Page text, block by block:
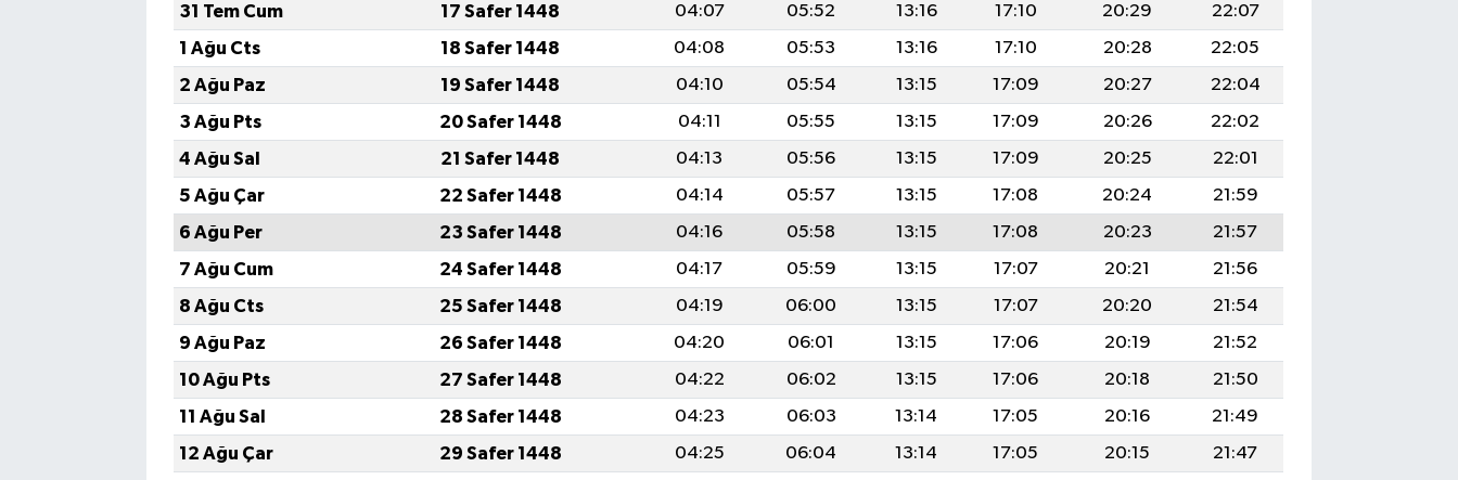
31 Tem Cum
17 Safer 1448 04:07 05:52 13:16 17:10 20:29
22:07
1 Ağu Cts
18 Safer 1448 04:08 05:53 13:16 17:10 20:28
22:05
2 Ağu Paz
19 Safer 1448 04:10 05:54 13:15 17:09 20:27
22:04
3 Ağu Pts
20 Safer 1448 04:11 05:55 13:15 17:09 20:26
22:02
4 Ağu Sal
21 Safer 1448 04:13 05:56 13:15 17:09 20:25
22:01
5 Ağu Çar
22 Safer 1448 04:14 05:57 13:15 17:08 20:24
21:59
6 Ağu Per
23 Safer 1448 04:16 05:58 13:15 17:08 20:23
21:57
7 Ağu Cum
24 Safer 1448 04:17 05:59 13:15 17:07 20:21
21:56
8 Ağu Cts
25 Safer 1448 04:19 06:00 13:15 17:07 20:20
21:54
9 Ağu Paz
26 Safer 1448 04:20 06:01 13:15 17:06 20:19
21:52
10 Ağu Pts
27 Safer 1448 04:22 06:02 13:15 17:06 20:18
21:50
11 Ağu Sal
28 Safer 1448 04:23 06:03 13:14 17:05 20:16
21:49
12 Ağu Çar
29 Safer 1448 04:25 06:04 13:14 17:05 20:15
21:47